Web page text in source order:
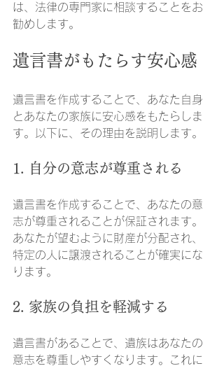
は、法律の専門家に相談することをお
勧めします。
遺言書がもたらす安心感
遺言書を作成することで、あなた自身
とあなたの家族に安心感をもたらしま
す。以下に、その理由を説明します。
1. 自分の意志が尊重される
遺言書を作成することで、あなたの意
志が尊重されることが保証されます。
あなたが望むように財産が分配され、
特定の人に譲渡されることが確実にな
ります。
2. 家族の負担を軽減する
遺言書があることで、遺族はあなたの
意志を尊重しやすくなります。これに